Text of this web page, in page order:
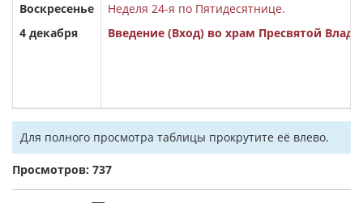
Воскресенье
4 декабря
Неделя 24-я по Пятидесятнице.
Введение (Вход) во храм Пресвятой
Для полного просмотра таблицы прокрутите её влево.
Просмотров: 737